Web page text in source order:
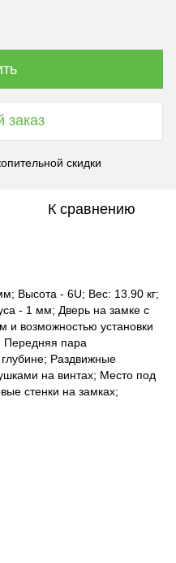
заказ
скидки
К сравнению
Высота - 6U; Вес: 13.90 кг;
- 1 мм; Дверь на замке с
и возможностью установки
Передняя пара
Раздвижные
на винтах; Место под
стенки на замках;